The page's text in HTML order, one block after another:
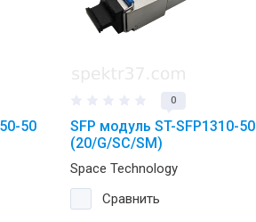
50
0
SFP модуль ST-SFP1310-50
(20/G/SC/SM)
Space Technology
Сравнить